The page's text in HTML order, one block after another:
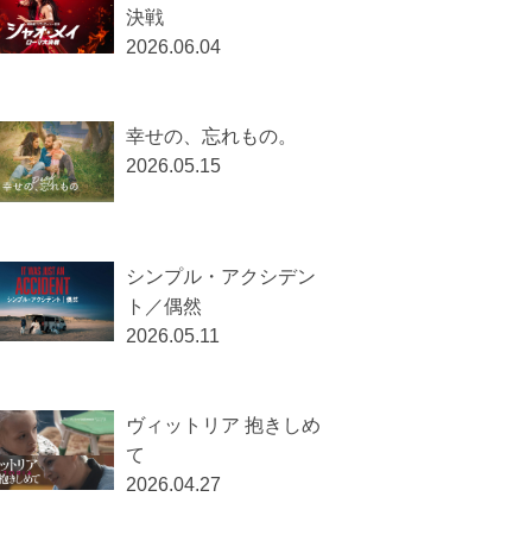
決戦
2026.06.04
幸せの、忘れもの。
2026.05.15
シンプル・アクシデン
ト／偶然
2026.05.11
ヴィットリア 抱きしめ
て
2026.04.27